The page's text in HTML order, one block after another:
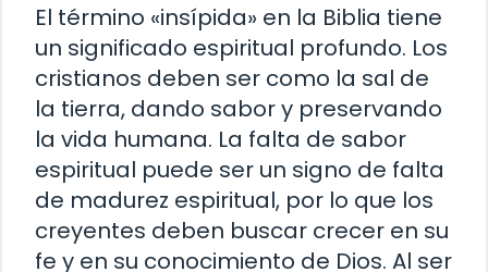
El término «insípida» en la Biblia tiene
un significado espiritual profundo. Los
cristianos deben ser como la sal de
la tierra, dando sabor y preservando
la vida humana. La falta de sabor
espiritual puede ser un signo de falta
de madurez espiritual, por lo que los
creyentes deben buscar crecer en su
fe y en su conocimiento de Dios. Al ser